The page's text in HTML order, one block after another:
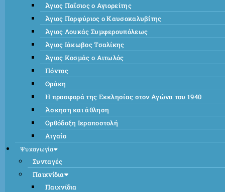
Άγιος Παΐσιος ο Αγιορείτης
Άγιος Πορφύριος ο Καυσοκαλυβίτης
Άγιος Λουκάς Συμφερουπόλεως
Άγιος Ιάκωβος Τσαλίκης
Άγιος Κοσμάς ο Αιτωλός
Πόντος
Θράκη
Η προσφορά της Εκκλησίας στον Αγώνα του 1940
Άσκηση και άθληση
Ορθόδοξη Ιεραποστολή
Αιγαίο
Ψυχαγωγία
Συνταγές
Παιχνίδια
Παιχνίδια